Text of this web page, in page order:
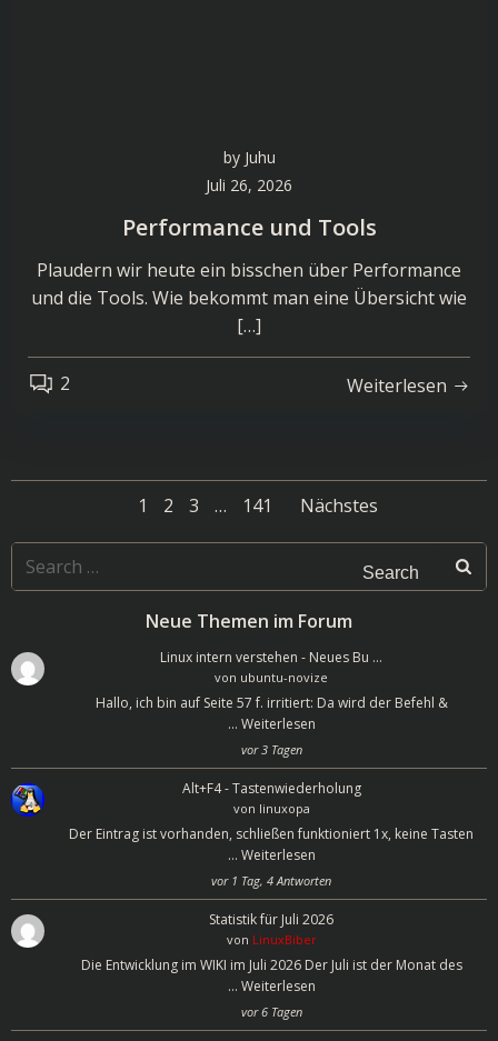
by Juhu
Juli 26, 2026
Performance und Tools
Plaudern wir heute ein bisschen über Performance
und die Tools. Wie bekommt man eine Übersicht wie
[…]
2 Weiterlesen
Posts
Page
1 Page
2 Page
3 … Page
141
Posts
Nächstes
Search
for:
Neue Themen im Forum
Linux intern verstehen - Neues Bu …
von ubuntu-novize
Hallo, ich bin auf Seite 57 f. irritiert: Da wird der Befehl &
… Weiterlesen
vor 3 Tagen
Alt+F4 - Tastenwiederholung
von linuxopa
Der Eintrag ist vorhanden, schließen funktioniert 1x, keine Tasten
… Weiterlesen
vor 1 Tag, 4 Antworten
Statistik für Juli 2026
von LinuxBiber
Die Entwicklung im WIKI im Juli 2026 Der Juli ist der Monat des
… Weiterlesen
vor 6 Tagen